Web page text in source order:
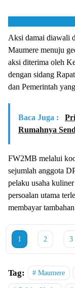
Aksi damai diawali
Maumere menuju
aksi diterima oleh
dengan sidang
dan Pemerintah
Baca Juga :
Rumahnya
FW2MB melalui
sejumlah anggota
pelaku usaha
persoalan utama
membayar
1 2 3
Tag: Maumere